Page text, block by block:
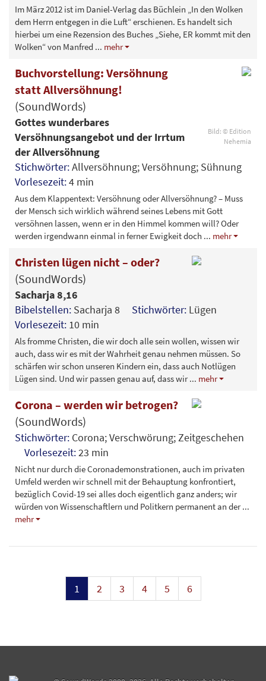
Im März 2012 ist im Daniel-Verlag das Büchlein „In den Wolken
dem Herrn entgegen in die Luft“ erschienen. Es handelt sich
hierbei um eine Rezension des Buches „Siehe, ER kommt mit den
Wolken“ von Manfred ... mehr
Bild: © Edition
Nehemia
Buchvorstellung: Versöhnung
statt Allversöhnung!
(SoundWords)
Gottes wunderbares
Versöhnungsangebot und der Irrtum
der Allversöhnung
Stichwörter:Allversöhnung; Versöhnung; Sühnung
Vorlesezeit:4 min
Aus dem Klappentext: Versöhnung oder Allversöhnung? – Muss
der Mensch sich wirklich während seines Lebens mit Gott
versöhnen lassen, wenn er in den Himmel kommen will? Oder
werden irgendwann einmal in ferner Ewigkeit doch ... mehr
Christen lügen nicht – oder?
(SoundWords)
Sacharja 8,16
Bibelstellen: Sacharja 8 Stichwörter: Lügen
Vorlesezeit: 10 min
Als fromme Christen, die wir doch alle sein wollen, wissen wir
auch, dass wir es mit der Wahrheit genau nehmen müssen. So
schärfen wir schon unseren Kindern ein, dass auch Notlügen
Lügen sind. Und wir passen genau auf, dass wir... mehr
Corona – werden wir betrogen?
(SoundWords)
Stichwörter: Corona; Verschwörung; Zeitgeschehen
Vorlesezeit:23 min
Nicht nur durch die Coronademonstrationen, auch im privaten
Umfeld werden wir schnell mit der Behauptung konfrontiert,
bezüglich Covid-19 sei alles doch eigentlich ganz anders; wir
würden von Wissenschaftlern und Politkern permanent an der...
mehr
1 2 3 4 5 6